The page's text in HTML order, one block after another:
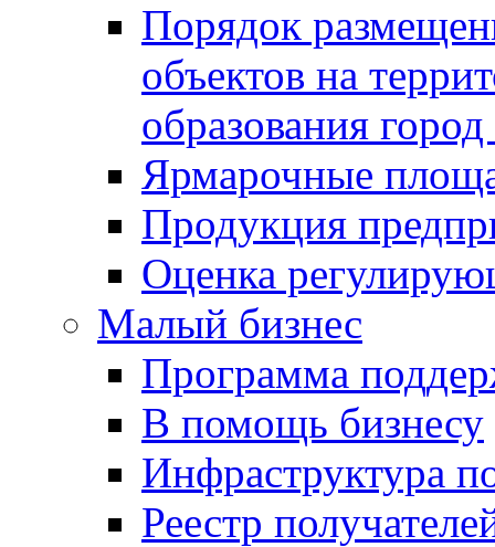
Порядок
объектов на
образования
Ярмарочные
Продукция
Оценка
Малый бизнес
Программа
В помощь бизнесу
Инфраструктура
Реестр